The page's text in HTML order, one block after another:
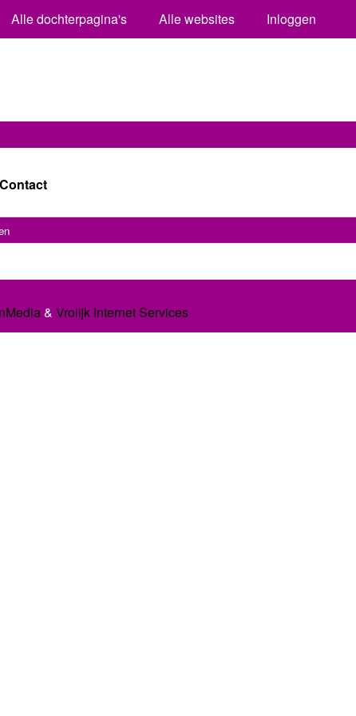
Alle dochterpagina's Alle websites Inloggen
Contact
& Vrolijk Internet Services